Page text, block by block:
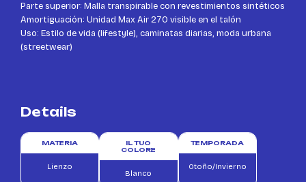
Parte superior: Malla transpirable con revestimientos sintéticos
Amortiguación: Unidad Max Air 270 visible en el talón
Uso: Estilo de vida (lifestyle), caminatas diarias, moda urbana
(streetwear)
Details
MATERIA
Lienzo
IL TUO
COLORE
Blanco
TEMPORADA
Otoño/Invierno